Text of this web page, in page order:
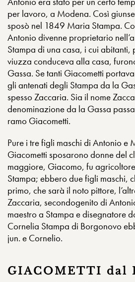
per lavoro, a Modena. Così
sposò nel 1849 Maria Stampa.
Antonio divenne proprietario
Stampa di una casa, i cui abitanti,
viuzza conduceva alla casa,
Gassa. Se tanti Giacometti
gli antenati degli Stampa da la
spesso Zaccaria. Sia il nome
denominazione da la Gassa
ramo Giacometti.
Pure i tre figli maschi di Antonio e
Giacometti sposarono donne del
maggiore, Giacomo, fu
Stampa; ebbero due figli maschi,
primo, che sarà il noto pittore,
Zaccaria, secondogenito di
maestro a Stampa e disegnatore
Cornelia Stampa di Borgonovo
jun. e Cornelio.
GIACOMETTI dal